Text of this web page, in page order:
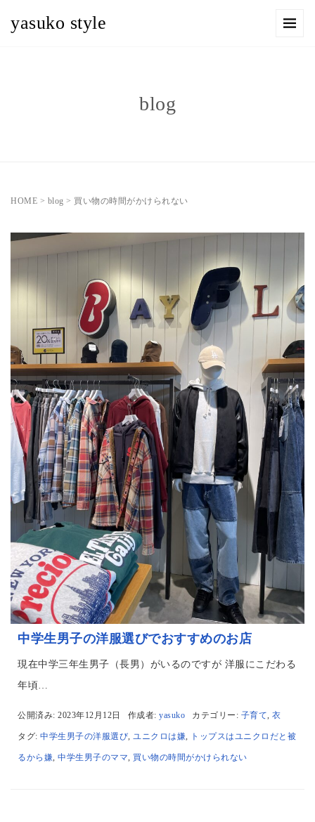
yasuko style
blog
HOME > blog > 買い物の時間がかけられない
中学生男子の洋服選びでおすすめのお店
現在中学三年生男子（長男）がいるのですが 洋服にこだわる
年頃…
公開済み: 2023年12月12日 作成者: yasuko カテゴリー: 子育て, 衣
タグ: 中学生男子の洋服選び, ユニクロは嫌, トップスはユニクロだと被
るから嫌, 中学生男子のママ, 買い物の時間がかけられない